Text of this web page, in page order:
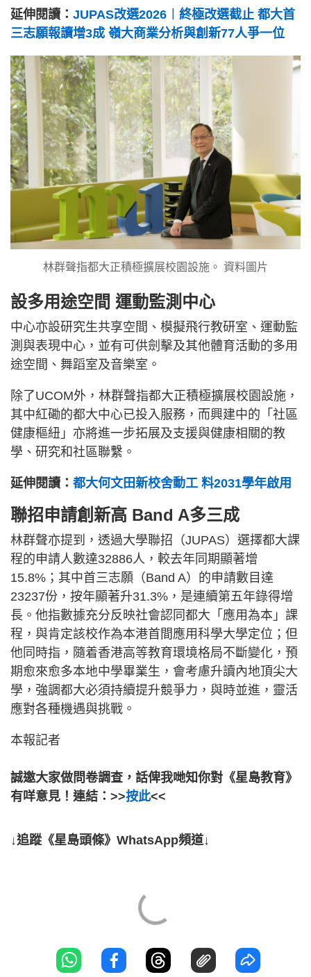
延伸閱讀： JUPAS改選2026︱終極改選截止 都大首
三志願報讀增3成 嶺大商業分析與創新77人爭一位
林群聲指都大正積極擴展校園設施。 資料圖片
設多用途空間 運動監測中心
中心亦設研究生共享空間、模擬飛行教研室、運動監
測與表現中心，並有可供劍擊及其他體育活動的多用
途空間、舞蹈室及音樂室。
除了UCOM外，林群聲指都大正積極擴展校園設施，
其中紅磡的都大中心已投入服務，而興建中的「社區
健康樞紐」亦將進一步拓展及支援與健康相關的教
學、研究和社區聯繫。
延伸閱讀： 都大何文田新校舍動工 料2031學年啟用
聯招申請創新高 Band A多三成
林群聲亦提到，透過大學聯招（JUPAS）選擇都大課
程的申請人數達32886人，較去年同期顯著增
15.8%；其中首三志願（Band A）的申請數目達
23237份，按年顯著升31.3%，是連續第五年錄得增
長。他指數據充分反映社會認同都大「應用為本」課
程，與肯定該校作為本港首間應用科學大學定位；但
他同時指，隨着香港高等教育環境格局不斷變化，預
期愈來愈多本地中學畢業生，會考慮升讀內地頂尖大
學，強調都大必須持續提升競爭力，與時並進，靈活
應對各種機遇與挑戰。
本報記者
誠邀大家做問卷調查，話俾我哋知你對《星島教育》
有咩意見！連結：>>按此<<
↓追蹤《星島頭條》WhatsApp頻道↓